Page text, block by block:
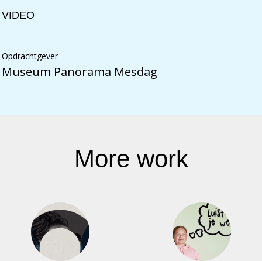
VIDEO
Opdrachtgever
Museum Panorama Mesdag
More work